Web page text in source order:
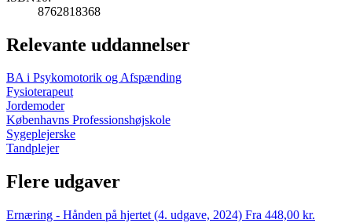
8762818368
Relevante uddannelser
BA i Psykomotorik og Afspænding
Fysioterapeut
Jordemoder
Københavns Professionshøjskole
Sygeplejerske
Tandplejer
Flere udgaver
Ernæring - Hånden på hjertet (4. udgave, 2024) Fra 448,00 kr.